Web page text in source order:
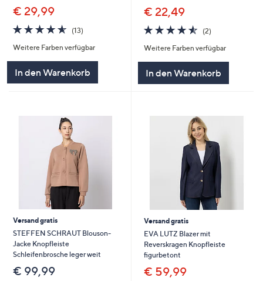
€ 29,99
4.5
von
5
(13)
Weitere Farben verfügbar
In den Warenkorb
€ 22,49
4.5
von
5
(2)
Weitere Farben verfügbar
In den Warenkorb
Versand gratis
STEFFEN SCHRAUT Blouson-
Jacke Knopfleiste
Schleifenbrosche leger weit
€ 99,99
Versand gratis
EVA LUTZ Blazer mit
Reverskragen Knopfleiste
figurbetont
€ 59,99